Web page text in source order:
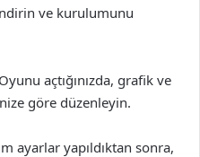
ve kurulumunu
açtığınızda, grafik ve
göre düzenleyin.
ayarlar yapıldıktan sonra,